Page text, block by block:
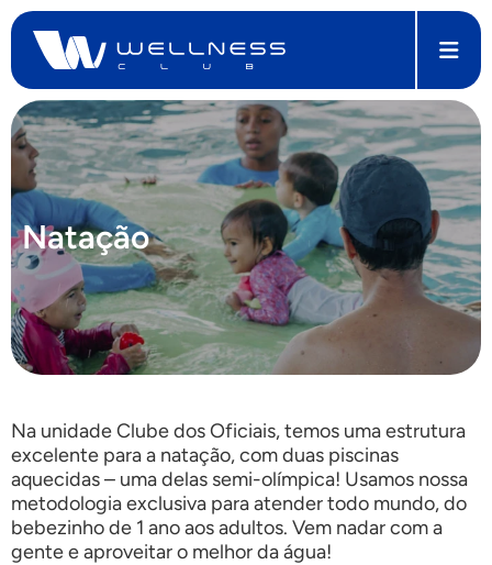
Natação
Na unidade Clube dos Oficiais, temos uma estrutura
excelente para a natação, com duas piscinas
aquecidas – uma delas semi-olímpica! Usamos nossa
metodologia exclusiva para atender todo mundo, do
bebezinho de 1 ano aos adultos. Vem nadar com a
gente e aproveitar o melhor da água!